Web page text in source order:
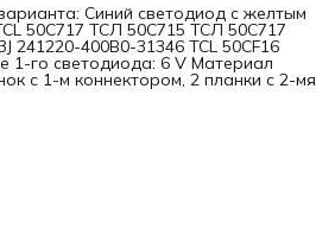
Синий светодиод с желтым
50C717 ТСЛ 50С715 ТСЛ 50С717
241220-400B0-31346 TCL 50CF16
1-го светодиода: 6 V Материал
с 1-м коннектором, 2 планки с 2-мя